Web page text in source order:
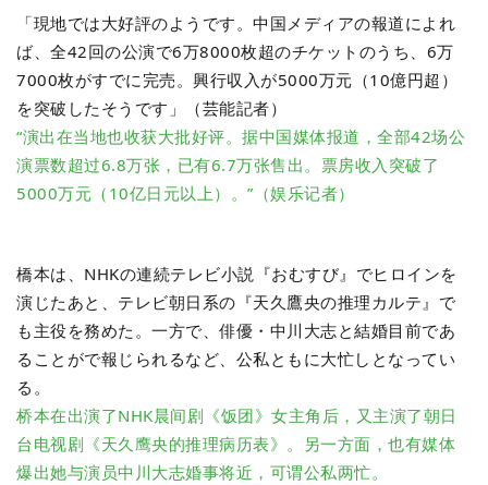
「現地では大好評のようです。中国メディアの報道によれ
ば、全42回の公演で6万8000枚超のチケットのうち、6万
7000枚がすでに完売。興行収入が5000万元（10億円超）
を突破したそうです」（芸能記者）
“演出在当地也收获大批好评。据中国媒体报道，全部42场公
演票数超过6.8万张，已有6.7万张售出。票房收入突破了
5000万元（10亿日元以上）。”（娱乐记者）
橋本は、NHKの連続テレビ小説『おむすび』でヒロインを
演じたあと、テレビ朝日系の『天久鷹央の推理カルテ』で
も主役を務めた。一方で、俳優・中川大志と結婚目前であ
ることがで報じられるなど、公私ともに大忙しとなってい
る。
桥本在出演了NHK晨间剧《饭团》女主角后，又主演了朝日
台电视剧《天久鹰央的推理病历表》。另一方面，也有媒体
爆出她与演员中川大志婚事将近，可谓公私两忙。